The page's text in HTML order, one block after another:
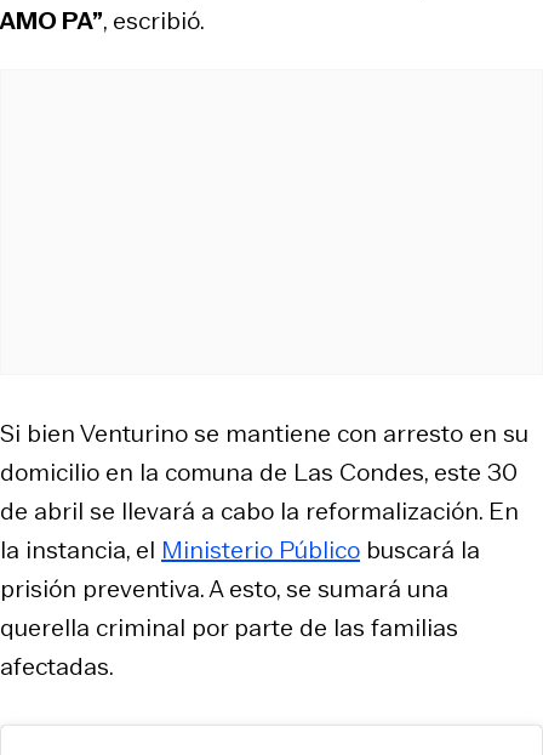
AMO PA”, escribió.
Si bien Venturino se mantiene con arresto en su
domicilio en la comuna de Las Condes, este 30
de abril se llevará a cabo la reformalización. En
la instancia, el Ministerio Público buscará la
prisión preventiva. A esto, se sumará una
querella criminal por parte de las familias
afectadas.